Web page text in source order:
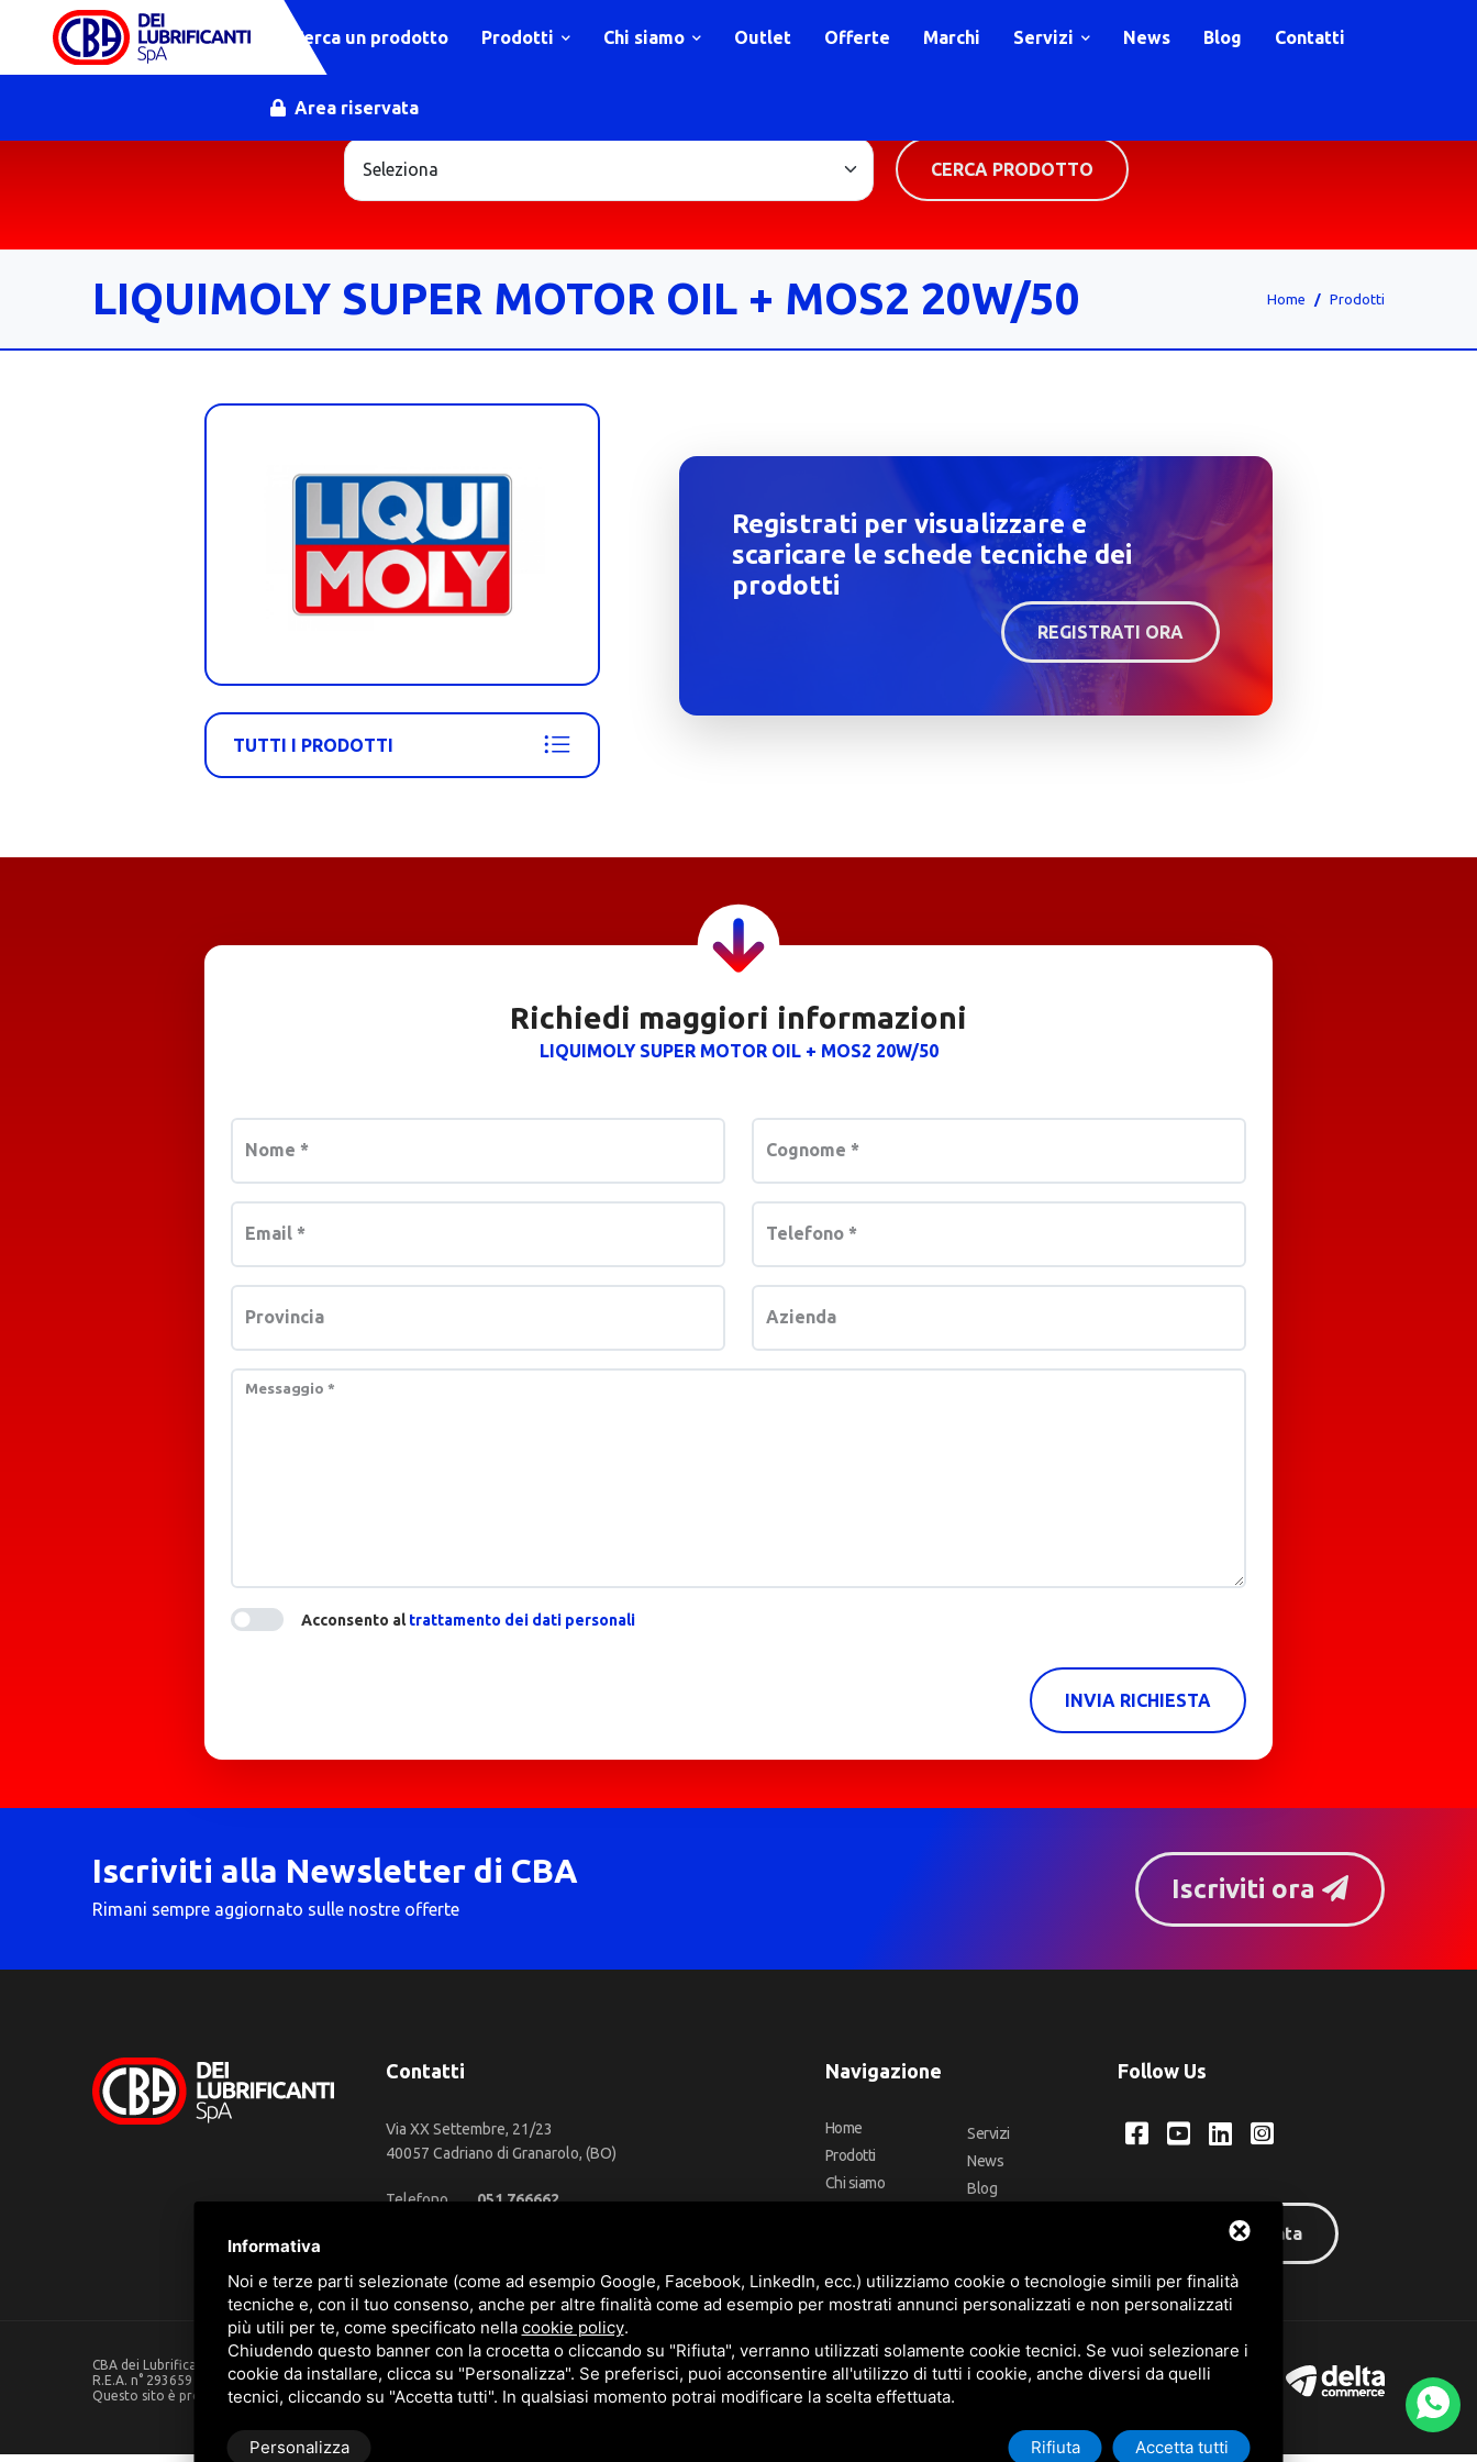
Cerca un prodotto Prodotti Chi siamo Outlet Offerte Marchi Servizi News Blog Contatti
Area riservata
CERCA PRODOTTO
LIQUIMOLY SUPER MOTOR OIL + MOS2 20W/50 Home Prodotti
TUTTI I PRODOTTI
Registrati per visualizzare e
scaricare le schede tecniche dei
prodotti
REGISTRATI ORA
Richiedi maggiori informazioni
LIQUIMOLY SUPER MOTOR OIL + MOS2 20W/50
Nome * Cognome *
Email * Telefono *
Provincia Azienda
Messaggio *
Acconsento altrattamento dei dati personali
INVIA RICHIESTA
Iscriviti alla Newsletter di CBA
Rimani sempre aggiornato sulle nostre offerte
Iscriviti ora
Contatti
Via XX Settembre, 21/23
40057 Cadriano di Granarolo, (BO)
Telefono
051 766662
Navigazione
Home
Prodotti
Chi siamo
Servizi
News
Blog
Follow Us
Area riservata
CBA dei Lubrificanti Spa - P. IVA 00624811204 - Codice fiscale 03472740376
R.E.A. n° 293659 - REG. IMPRESE BO Capitale Sociale €. 120.000 int. versati -Sitemap
Questo sito è protetto da Google reCAPTCHA v3,Privacy Policye Termini di serviziodi Google
Informativa
Noi e terze parti selezionate (come ad esempio Google, Facebook, LinkedIn, ecc.) utilizziamo cookie o tecnologie simili per finalità
tecniche e, con il tuo consenso, anche per altre finalità come ad esempio per mostrati annunci personalizzati e non personalizzati
più utili per te, come specificato nella cookie policy.
Chiudendo questo banner con la crocetta o cliccando su "Rifiuta", verranno utilizzati solamente cookie tecnici. Se vuoi selezionare i
cookie da installare, clicca su "Personalizza". Se preferisci, puoi acconsentire all'utilizzo di tutti i cookie, anche diversi da quelli
tecnici, cliccando su "Accetta tutti". In qualsiasi momento potrai modificare la scelta effettuata.
Personalizza Rifiuta Accetta tutti